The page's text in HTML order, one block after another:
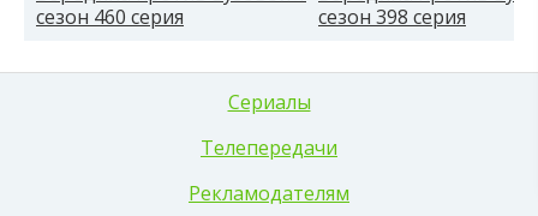
сезон 460 серия
сезон 398 серия
Сериалы
Телепередачи
Рекламодателям